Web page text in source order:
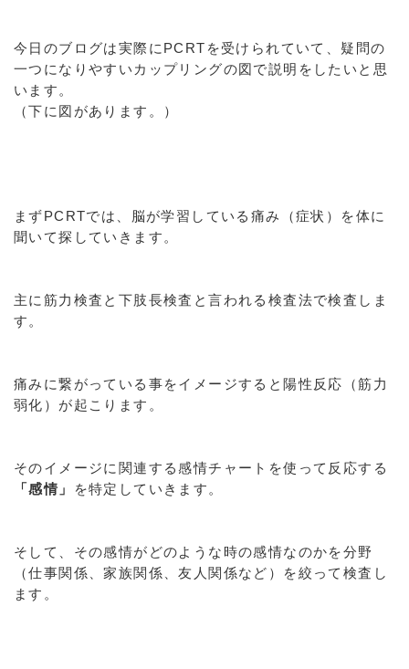
今日のブログは実際にPCRTを受けられていて、疑問の
一つになりやすいカップリングの図で説明をしたいと思
います。
（下に図があります。）
まずPCRTでは、脳が学習している痛み（症状）を体に
聞いて探していきます。
主に筋力検査と下肢長検査と言われる検査法で検査しま
す。
痛みに繋がっている事をイメージすると陽性反応（筋力
弱化）が起こります。
そのイメージに関連する感情チャートを使って反応する
「感情」
を特定していきます。
そして、その感情がどのような時の感情なのかを分野
（仕事関係、家族関係、友人関係など）を絞って検査し
ます。